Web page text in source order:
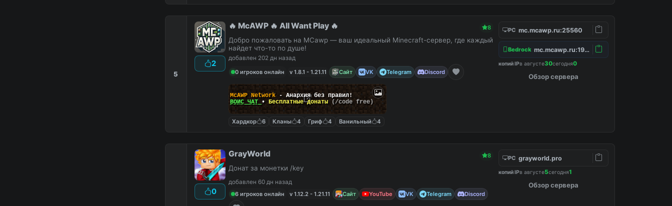
5
2
🔥 McAWP 🔥 All Want Play 🔥 8
Добро пожаловать на MCawp — ваш идеальный Minecraft-сервер, где каждый
найдет что-то по душе!
добавлен 202 дн назад
0 игроков онлайн
v 1.8.1 - 1.21.11 Сайт VK Telegram Discord
McAWP Network - Анархия без правил!
ВОЙС ЧАТ
• Бесплатные донаты (/code free)
Хардкор 6 Кланы 4 Гриф 4 Ванильный 4
PC mc.mcawp.ru:25560
Bedrock mc.mcawp.ru:19132
копий IPв августе30сегодня0
Обзор сервера
0
GrayWorld 8
Донат за монетки /key
добавлен 60 дн назад
6 игроков онлайн
v 1.12.2 - 1.21.11 Сайт YouTube VK Telegram Discord
PC grayworld.pro
копий IPв августе5сегодня1
Обзор сервера